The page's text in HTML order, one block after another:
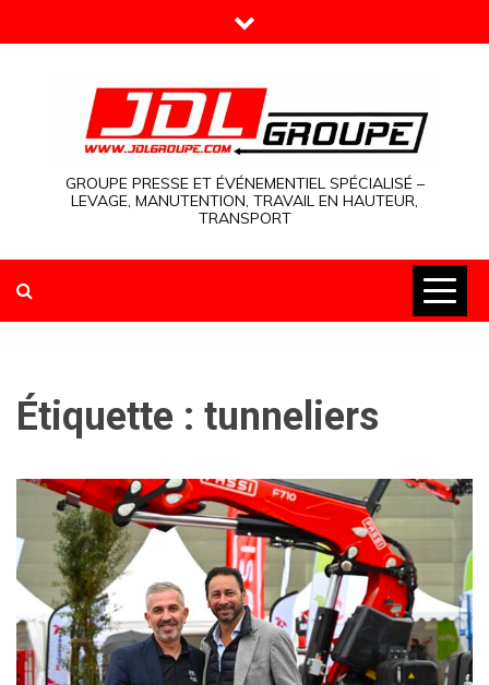
to
GROUPE PRESSE ET ÉVÉNEMENTIEL SPÉCIALISÉ –
LEVAGE, MANUTENTION, TRAVAIL EN HAUTEUR,
TRANSPORT
Étiquette : tunneliers